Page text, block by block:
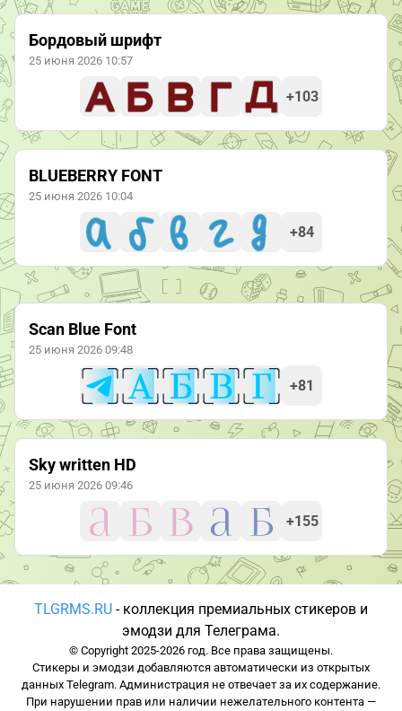
Бордовый шрифт
25 июня 2026 10:57
+103
BLUEBERRY FONT
25 июня 2026 10:04
+84
Scan Blue Font
25 июня 2026 09:48
+81
Sky written HD
25 июня 2026 09:46
+155
TLGRMS.RU - коллекция премиальных стикеров и
эмодзи для Телеграма.
© Copyright 2025-2026 год. Все права защищены.
Стикеры и эмодзи добавляются автоматически из открытых
данных Telegram. Администрация не отвечает за их содержание.
При нарушении прав или наличии нежелательного контента —